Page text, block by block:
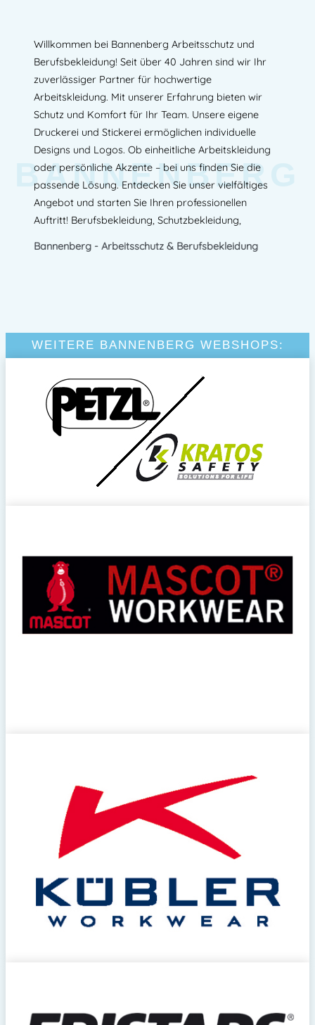
Willkommen bei Bannenberg Arbeitsschutz und
Berufsbekleidung! Seit über 40 Jahren sind wir Ihr
zuverlässiger Partner für hochwertige
Arbeitskleidung. Mit unserer Erfahrung bieten wir
Schutz und Komfort für Ihr Team. Unsere eigene
Druckerei und Stickerei ermöglichen individuelle
Designs und Logos. Ob einheitliche Arbeitskleidung
oder persönliche Akzente – bei uns finden Sie die
passende Lösung. Entdecken Sie unser vielfältiges
Angebot und starten Sie Ihren professionellen
Auftritt! Berufsbekleidung, Schutzbekleidung,
Bannenberg - Arbeitsschutz & Berufsbekleidung
BANNENBERG
WEITERE BANNENBERG WEBSHOPS: